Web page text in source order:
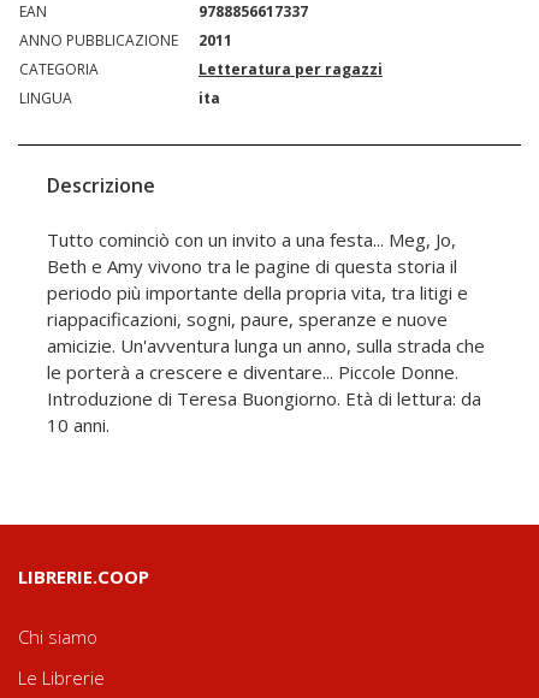
EAN
9788856617337
ANNO PUBBLICAZIONE
2011
CATEGORIA
Letteratura per ragazzi
LINGUA
ita
Descrizione
Tutto cominciò con un invito a una festa... Meg, Jo,
Beth e Amy vivono tra le pagine di questa storia il
periodo più importante della propria vita, tra litigi e
riappacificazioni, sogni, paure, speranze e nuove
amicizie. Un'avventura lunga un anno, sulla strada che
le porterà a crescere e diventare... Piccole Donne.
Introduzione di Teresa Buongiorno. Età di lettura: da
10 anni.
LIBRERIE.COOP
Chi siamo
Le Librerie